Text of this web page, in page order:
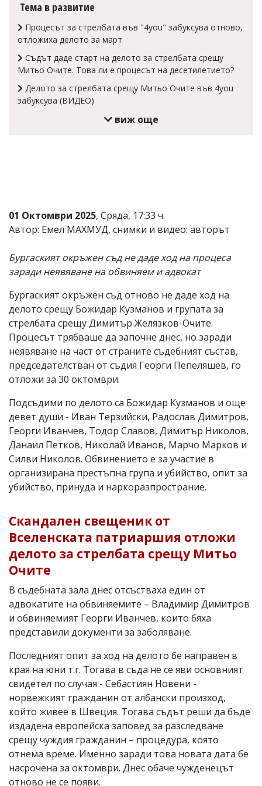
читателите
редакцията
носи
отговорност
тях!
Ако
откриете
Тема в развитие
Процесът за стрелбата във "4you" забуксува отново,
отложиха делото за март
Съдът даде старт на делото за стрелбата срещу
Митьо Очите. Това ли е процесът на десетилетието?
Делото за стрелбата срещу Митьо Очите във 4you
забуксува (ВИДЕО)
виж още
01 Октомври 2025, Сряда, 17:33 ч.
Автор: Емел МАХМУД, снимки и видео: авторът
Бургаският окръжен съд не даде ход на процеса
заради неявяване на обвиняем и адвокат
Бургаският окръжен съд отново не даде ход на
делото срещу Божидар Кузманов и групата за
стрелбата срещу Димитър Желязков-Очите.
Процесът трябваше да започне днес, но заради
неявяване на част от страните съдебният състав,
председателстван от съдия Георги Пепеляшев, го
отложи за 30 октомври.
Подсъдими по делото са Божидар Кузманов и още
девет души - Иван Терзийски, Радослав Димитров,
Георги Иванчев, Тодор Славов, Димитър Николов,
Данаил Петков, Николай Иванов, Марчо Марков и
Силви Николов. Обвинението е за участие в
организирана престъпна група и убийство, опит за
убийство, принуда и наркоразпространие.
Скандален свещеник от
Вселенската патриаршия отложи
делото за стрелбата срещу Митьо
Очите
В съдебната зала днес отсъстваха един от
адвокатите на обвиняемите – Владимир Димитров
и обвиняемият Георги Иванчев, които бяха
представили документи за заболяване.
Последният опит за ход на делото бе направен в
края на юни т.г. Тогава в съда не се яви основният
свидетел по случая - Себастиян Новени -
норвежкият гражданин от албански произход,
който живее в Швеция. Тогава съдът реши да бъде
издадена европейска заповед за разследване
срещу чуждия гражданин – процедура, която
отнема време. Именно заради това новата дата бе
насрочена за октомври. Днес обаче чужденецът
отново не се появи.